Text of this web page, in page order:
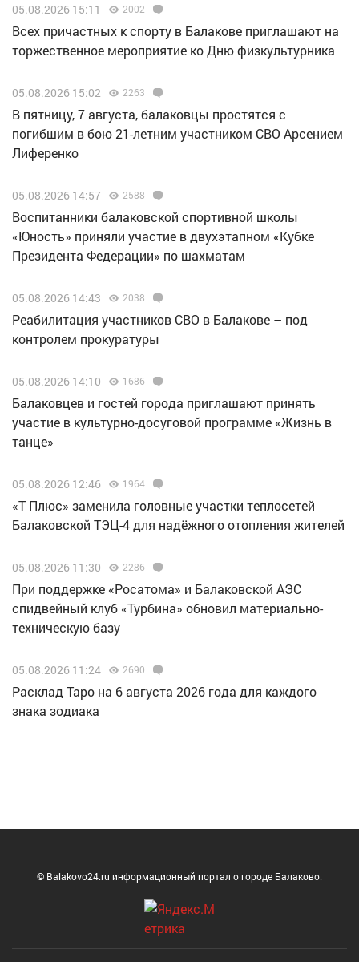
05.08.2026 15:11 2002
Всех причастных к спорту в Балакове приглашают на
торжественное мероприятие ко Дню физкультурника
05.08.2026 15:02 2263
В пятницу, 7 августа, балаковцы простятся с
погибшим в бою 21-летним участником СВО Арсением
Лиференко
05.08.2026 14:57 2588
Воспитанники балаковской спортивной школы
«Юность» приняли участие в двухэтапном «Кубке
Президента Федерации» по шахматам
05.08.2026 14:43 2038
Реабилитация участников СВО в Балакове – под
контролем прокуратуры
05.08.2026 14:10 1686
Балаковцев и гостей города приглашают принять
участие в культурно-досуговой программе «Жизнь в
танце»
05.08.2026 12:46 1964
«Т Плюс» заменила головные участки теплосетей
Балаковской ТЭЦ-4 для надёжного отопления жителей
05.08.2026 11:30 2286
При поддержке «Росатома» и Балаковской АЭС
спидвейный клуб «Турбина» обновил материально-
техническую базу
05.08.2026 11:24 2690
Расклад Таро на 6 августа 2026 года для каждого
знака зодиака
© Balakovo24.ru информационный портал о городе Балаково.